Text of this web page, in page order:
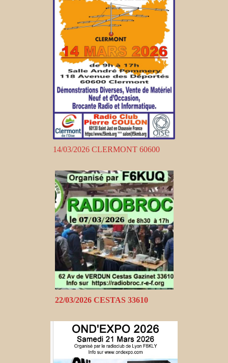
14/03/2026 CLERMONT 60600
22/03/2026 CESTAS 33610